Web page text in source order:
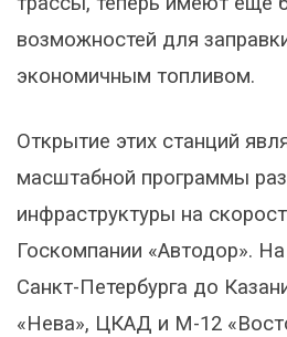
возможностей для
экономичным топливом.
Открытие этих станций
масштабной программы
инфраструктуры на
Госкомпании «Автодор».
Санкт-Петербурга до
«Нева», ЦКАД и М-12